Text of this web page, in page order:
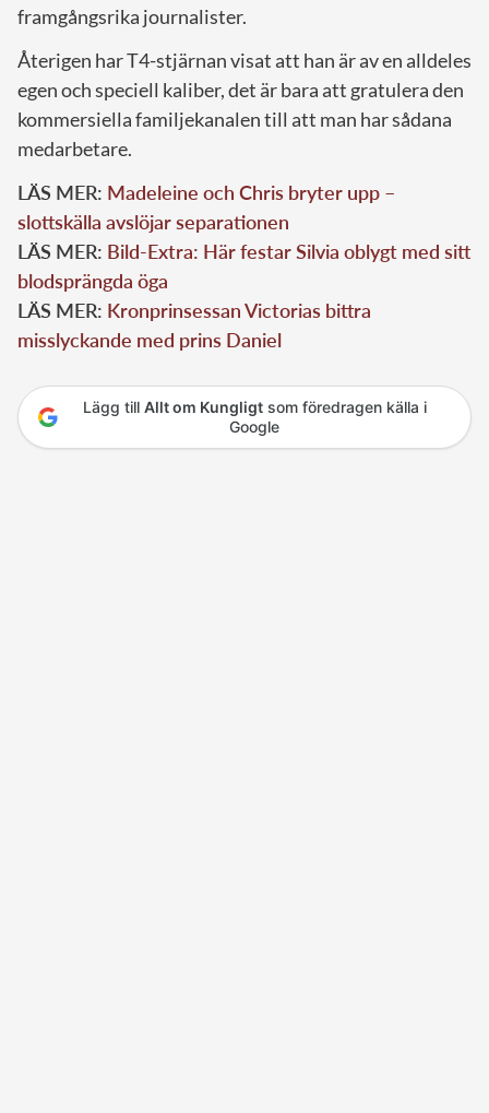
framgångsrika journalister.
Återigen har T4-stjärnan visat att han är av en alldeles
egen och speciell kaliber, det är bara att gratulera den
kommersiella familjekanalen till att man har sådana
medarbetare.
LÄS MER: Madeleine och Chris bryter upp –
slottskälla avslöjar separationen
LÄS MER: Bild-Extra: Här festar Silvia oblygt med sitt
blodsprängda öga
LÄS MER: Kronprinsessan Victorias bittra
misslyckande med prins Daniel
Lägg till Allt om Kungligtsom föredragen källa i
Google